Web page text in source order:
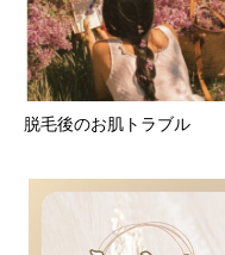
脱毛後のお肌トラブル